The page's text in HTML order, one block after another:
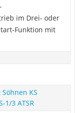
im Drei- oder
Funktion mit
KS
1/3 ATSR